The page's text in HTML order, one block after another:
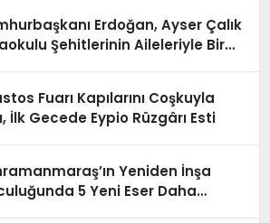
Erdoğan, Ayser Çalık
Şehitlerinin Aileleriyle Bir
Fuarı Kapılarını Coşkuyla
İlk Gecede Eypio Rüzgârı Esti
Yeniden İnşa
5 Yeni Eser Daha